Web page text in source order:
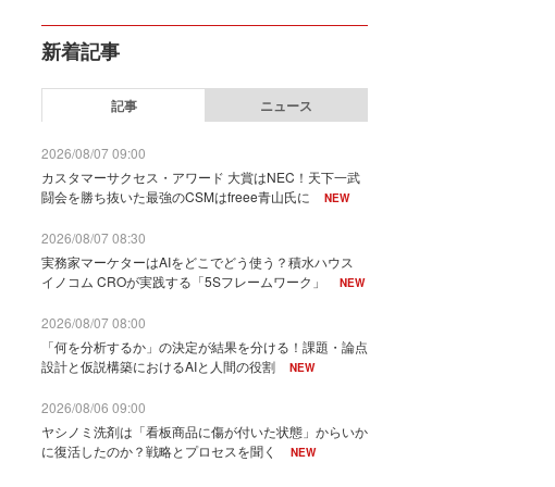
新着記事
記事 ニュース
2026/08/07 09:00
カスタマーサクセス・アワード 大賞はNEC！天下一武
闘会を勝ち抜いた最強のCSMはfreee青山氏に
NEW
2026/08/07 08:30
実務家マーケターはAIをどこでどう使う？積水ハウス
イノコム CROが実践する「5Sフレームワーク」
NEW
2026/08/07 08:00
「何を分析するか」の決定が結果を分ける！課題・論点
設計と仮説構築におけるAIと人間の役割
NEW
2026/08/06 09:00
ヤシノミ洗剤は「看板商品に傷が付いた状態」からいか
に復活したのか？戦略とプロセスを聞く
NEW